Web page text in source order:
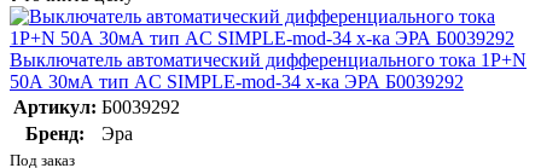
Выключатель автоматический дифференциального тока 1P+N
50А 30мА тип AC SIMPLE-mod-34 х-ка ЭРА Б0039292
Артикул: Б0039292
Бренд:
Эра
Под заказ